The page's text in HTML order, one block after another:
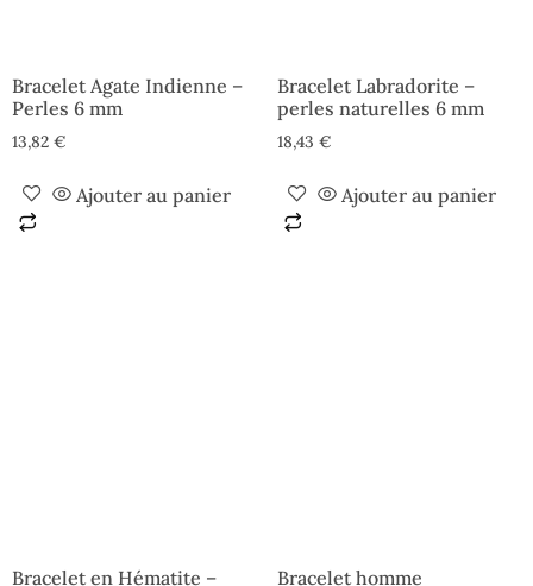
Bracelet Agate Indienne –
Perles 6 mm
13,82 €
Ajouter au panier
Bracelet Labradorite –
perles naturelles 6 mm
18,43 €
Ajouter au panier
Bracelet en Hématite – Bracelet homme